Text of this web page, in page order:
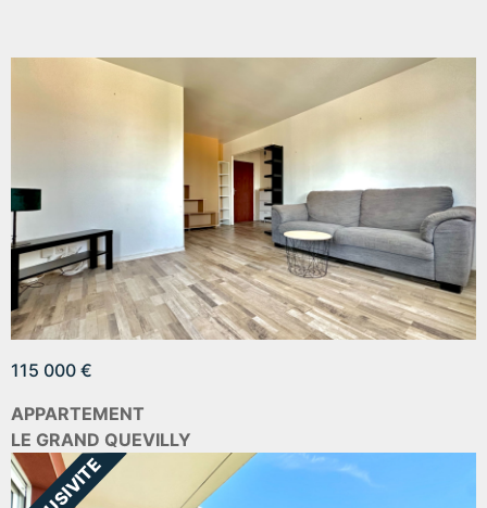
115 000 €
APPARTEMENT
LE GRAND QUEVILLY